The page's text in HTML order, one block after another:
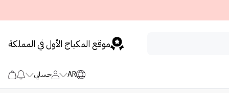
موقع المكياج الأول في المملكة
AR حسابي